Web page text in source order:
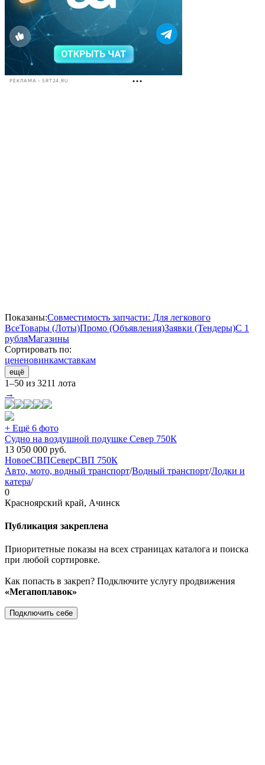
РЕКЛАМА • SRT24.RU
Показаны:Совместимость запчасти: Для легкового
ВсеТовары (Лоты)Промо (Объявления)Заявки (Тендеры)С 1
рубляМагазины
Сортировать по:
цененовинкамставкам
ещё
1–50 из 3211 лота
→
+ Ещё 6 фото
Судно на воздушной подушке Север 750К
13 050 000 руб.
НовоеСВПСеверСВП 750К
Авто, мото, водный транспорт/Водный транспорт/Лодки и
катера/
0
Красноярский край, Ачинск
Публикация закреплена
Приоритетные показы на всех страницах каталога и поиска
при любой сортировке.
Как попасть в закреп? Подключите услугу продвижения
«Мегапоплавок»
Подключить себе